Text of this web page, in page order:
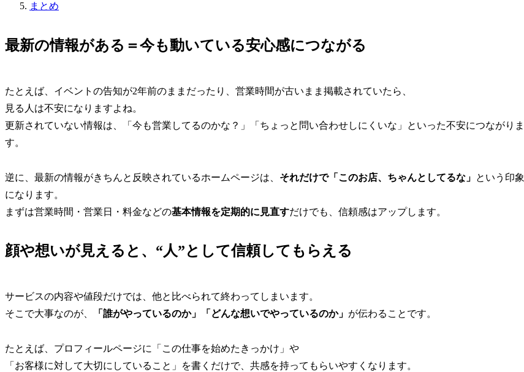
まとめ
最新の情報がある＝今も動いている安心感につながる
たとえば、イベントの告知が2年前のままだったり、営業時間が古いまま掲載されていたら、
見る人は不安になりますよね。
更新されていない情報は、「今も営業してるのかな？」「ちょっと問い合わせしにくいな」といった不安につながりま
す。
逆に、最新の情報がきちんと反映されているホームページは、 それだけで「このお店、ちゃんとしてるな」 という印象
になります。
まずは営業時間・営業日・料金などの基本情報を定期的に見直すだけでも、信頼感はアップします。
顔や想いが見えると、“人”として信頼してもらえる
サービスの内容や値段だけでは、他と比べられて終わってしまいます。
そこで大事なのが、
「誰がやっているのか」「どんな想いでやっているのか」 が伝わることです。
たとえば、プロフィールページに「この仕事を始めたきっかけ」や
「お客様に対して大切にしていること」を書くだけで、共感を持ってもらいやすくなります。